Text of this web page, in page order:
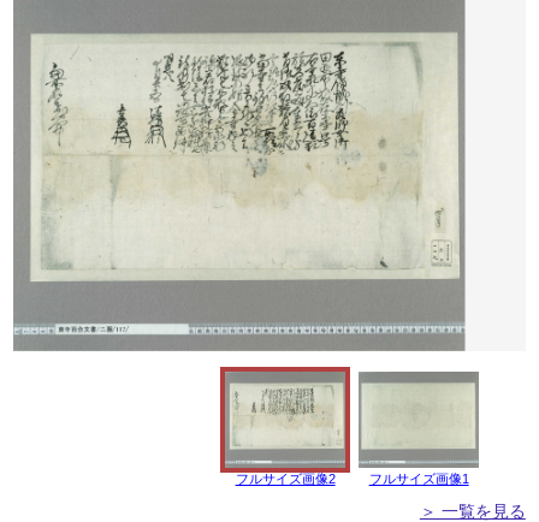
フルサイズ画像2 フルサイズ画像1
＞ 一覧を見る